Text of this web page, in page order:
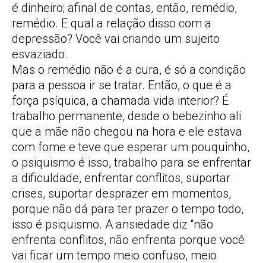
é dinheiro; afinal de contas, então, remédio,
remédio. E qual a relação disso com a
depressão? Você vai criando um sujeito
esvaziado.
Mas o remédio não é a cura, é só a condição
para a pessoa ir se tratar. Então, o que é a
força psíquica, a chamada vida interior? É
trabalho permanente, desde o bebezinho ali
que a mãe não chegou na hora e ele estava
com fome e teve que esperar um pouquinho,
o psiquismo é isso, trabalho para se enfrentar
a dificuldade, enfrentar conflitos, suportar
crises, suportar desprazer em momentos,
porque não dá para ter prazer o tempo todo,
isso é psiquismo. A ansiedade diz “não
enfrenta conflitos, não enfrenta porque você
vai ficar um tempo meio confuso, meio